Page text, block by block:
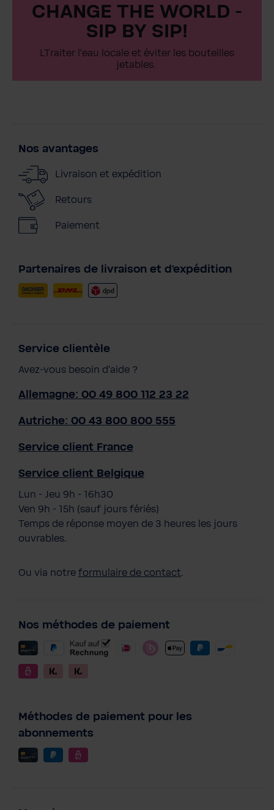
CHANGE THE WORLD -
SIP BY SIP!
LTraiter l'eau locale et éviter les bouteilles
jetables.
Nos avantages
Livraison et expédition
Retours
Paiement
Partenaires de livraison et d'expédition
Service clientèle
Avez-vous besoin d'aide ?
Allemagne: 00 49 800 112 23 22
Autriche: 00 43 800 800 555
Service client France
Service client Belgique
Lun - Jeu 9h - 16h30
Ven 9h - 15h (sauf jours fériés)
Temps de réponse moyen de 3 heures les jours
ouvrables.
Ou via notre formulaire de contact.
Nos méthodes de paiement
Méthodes de paiement pour les
abonnements